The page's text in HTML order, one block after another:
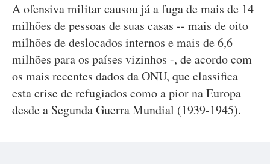
A ofensiva militar causou já a fuga de mais de 14
milhões de pessoas de suas casas -- mais de oito
milhões de deslocados internos e mais de 6,6
milhões para os países vizinhos -, de acordo com
os mais recentes dados da ONU, que classifica
esta crise de refugiados como a pior na Europa
desde a Segunda Guerra Mundial (1939-1945).